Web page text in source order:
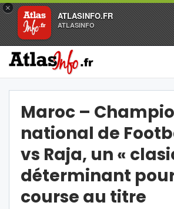
×
ATLASINFO.FR
ATLASINFO
Maroc –
national de
vs Raja, un «
déterminant
course au titre